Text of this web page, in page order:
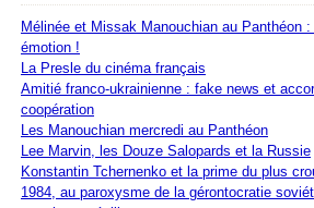
Mélinée et Missak Manouchian au Panthéon
émotion !
La Presle du cinéma français
Amitié franco-ukrainienne : fake news et
coopération
Les Manouchian mercredi au Panthéon
Lee Marvin, les Douze Salopards et la Russie
Konstantin Tchernenko et la prime du plus
1984, au paroxysme de la gérontocratie